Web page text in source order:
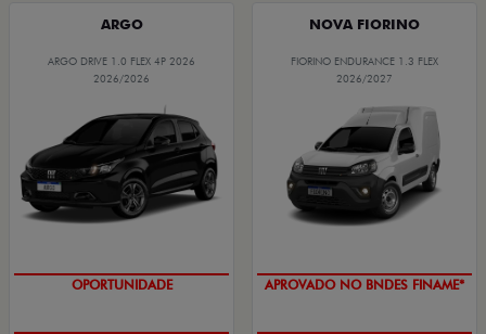
ARGO
ARGO DRIVE 1.0 FLEX 4P 2026
2026/2026
OPORTUNIDADE
NOVA FIORINO
FIORINO ENDURANCE 1.3 FLEX
2026/2027
APROVADO NO BNDES FINAME*